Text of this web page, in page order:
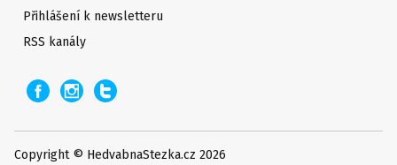
Přihlášení k newsletteru
RSS kanály
Copyright © HedvabnaStezka.cz 2026